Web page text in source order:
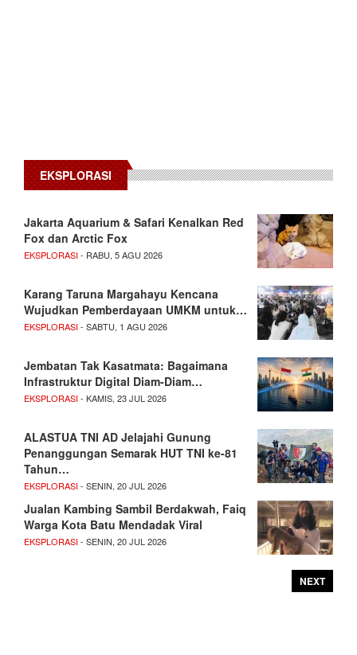
EKSPLORASI
Jakarta Aquarium & Safari Kenalkan Red
Fox dan Arctic Fox
EKSPLORASI- RABU, 5 AGU 2026
Karang Taruna Margahayu Kencana
Wujudkan Pemberdayaan UMKM untuk…
EKSPLORASI- SABTU, 1 AGU 2026
Jembatan Tak Kasatmata: Bagaimana
Infrastruktur Digital Diam-Diam…
EKSPLORASI- KAMIS, 23 JUL 2026
ALASTUA TNI AD Jelajahi Gunung
Penanggungan Semarak HUT TNI ke-81
Tahun…
EKSPLORASI- SENIN, 20 JUL 2026
Jualan Kambing Sambil Berdakwah, Faiq
Warga Kota Batu Mendadak Viral
EKSPLORASI- SENIN, 20 JUL 2026
NEXT